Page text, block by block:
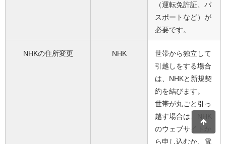
（運転免許証、パ
スポートなど）が
必要です。
NHKの住所変更 NHK
世帯から独立して
引越しをする場合
は、NHKと新規契
約を結びます。
世帯が丸ごと引っ
越す場合は、NHK
のウェブサイトか
ら申し込むか、電